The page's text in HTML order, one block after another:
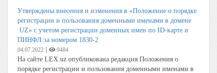
Утверждены внесения и изменения в «Положение о порядке
регистрации и пользования доменными именами в домене
.UZ» с учетом регистрации доменных имен по ID-карте и
ПИНФЛ за номером 1830-2
04.07.2022 9484
На сайте LEX.uz опубликована редакция Положения о
порядке регистрации и пользования доменными именами в